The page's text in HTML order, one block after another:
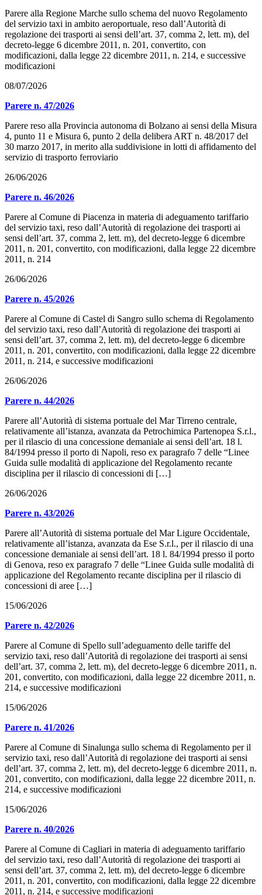
Parere alla Regione Marche sullo schema del nuovo Regolamento
del servizio taxi in ambito aeroportuale, reso dall’Autorità di
regolazione dei trasporti ai sensi dell’art. 37, comma 2, lett. m), del
decreto-legge 6 dicembre 2011, n. 201, convertito, con
modificazioni, dalla legge 22 dicembre 2011, n. 214, e successive
modificazioni
08/07/2026
Parere n. 47/2026
Parere reso alla Provincia autonoma di Bolzano ai sensi della Misura
4, punto 11 e Misura 6, punto 2 della delibera ART n. 48/2017 del
30 marzo 2017, in merito alla suddivisione in lotti di affidamento del
servizio di trasporto ferroviario
26/06/2026
Parere n. 46/2026
Parere al Comune di Piacenza in materia di adeguamento tariffario
del servizio taxi, reso dall’Autorità di regolazione dei trasporti ai
sensi dell’art. 37, comma 2, lett. m), del decreto-legge 6 dicembre
2011, n. 201, convertito, con modificazioni, dalla legge 22 dicembre
2011, n. 214
26/06/2026
Parere n. 45/2026
Parere al Comune di Castel di Sangro sullo schema di Regolamento
del servizio taxi, reso dall’Autorità di regolazione dei trasporti ai
sensi dell’art. 37, comma 2, lett. m), del decreto-legge 6 dicembre
2011, n. 201, convertito, con modificazioni, dalla legge 22 dicembre
2011, n. 214, e successive modificazioni
26/06/2026
Parere n. 44/2026
Parere all’Autorità di sistema portuale del Mar Tirreno centrale,
relativamente all’istanza, avanzata da Petrochimica Partenopea S.r.l.,
per il rilascio di una concessione demaniale ai sensi dell’art. 18 l.
84/1994 presso il porto di Napoli, reso ex paragrafo 7 delle “Linee
Guida sulle modalità di applicazione del Regolamento recante
disciplina per il rilascio di concessioni di […]
26/06/2026
Parere n. 43/2026
Parere all’Autorità di sistema portuale del Mar Ligure Occidentale,
relativamente all’istanza, avanzata da Ese S.r.l., per il rilascio di una
concessione demaniale ai sensi dell’art. 18 l. 84/1994 presso il porto
di Genova, reso ex paragrafo 7 delle “Linee Guida sulle modalità di
applicazione del Regolamento recante disciplina per il rilascio di
concessioni di aree […]
15/06/2026
Parere n. 42/2026
Parere al Comune di Spello sull’adeguamento delle tariffe del
servizio taxi, reso dall’Autorità di regolazione dei trasporti ai sensi
dell’art. 37, comma 2, lett. m), del decreto-legge 6 dicembre 2011, n.
201, convertito, con modificazioni, dalla legge 22 dicembre 2011, n.
214, e successive modificazioni
15/06/2026
Parere n. 41/2026
Parere al Comune di Sinalunga sullo schema di Regolamento per il
servizio taxi, reso dall’Autorità di regolazione dei trasporti ai sensi
dell’art. 37, comma 2, lett. m), del decreto-legge 6 dicembre 2011, n.
201, convertito, con modificazioni, dalla legge 22 dicembre 2011, n.
214, e successive modificazioni
15/06/2026
Parere n. 40/2026
Parere al Comune di Cagliari in materia di adeguamento tariffario
del servizio taxi, reso dall’Autorità di regolazione dei trasporti ai
sensi dell’art. 37, comma 2, lett. m), del decreto-legge 6 dicembre
2011, n. 201, convertito, con modificazioni, dalla legge 22 dicembre
2011, n. 214, e successive modificazioni